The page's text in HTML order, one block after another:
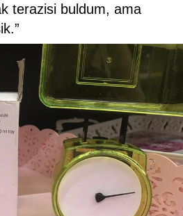
terazisi buldum, ama